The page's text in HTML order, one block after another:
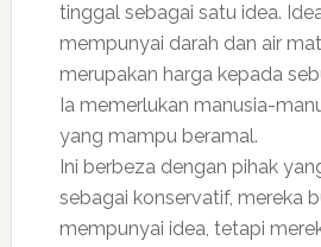
tinggal sebagai satu idea.
mempunyai darah dan air
merupakan harga kepada
Ia memerlukan manusia-
yang mampu beramal.
Ini berbeza dengan pihak
sebagai konservatif, mereka
mempunyai idea, tetapi